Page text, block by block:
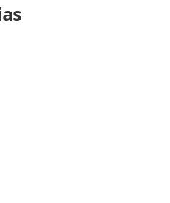
aviacao/empresas/2024/01/
para-bariloche-com-pacotes-